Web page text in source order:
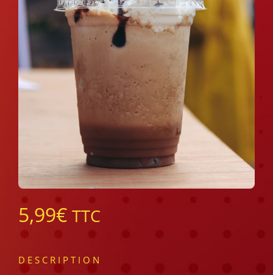
5,99€ TTC
DESCRIPTION